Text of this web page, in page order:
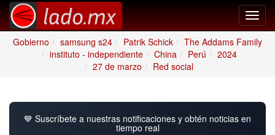
Gobierno
samsung s24 Patrik Schick
The Addams Family
instituto - independiente
China Perú
2024
27 de marzo
Red social
💙 Suscríbete a nuestras notificaciones y obtén noticias en
tiempo real